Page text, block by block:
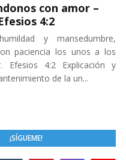
con amor –
4:2
y mansedumbre,
paciencia los unos a los
Efesios 4:2 Explicación y
de la un...
¡SÍGUEME!